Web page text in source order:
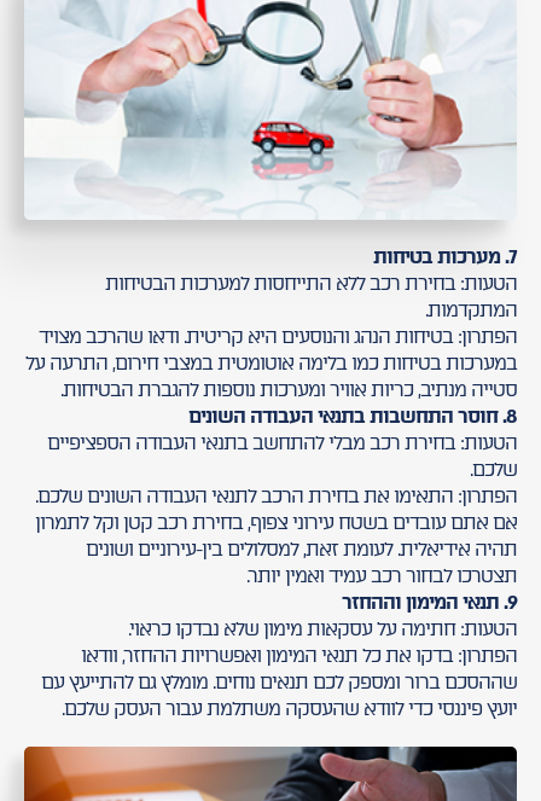
7. מערכות בטיחות
הטעות: בחירת רכב ללא התייחסות למערכות הבטיחות
המתקדמות.
הפתרון: בטיחות הנהג והנוסעים היא קריטית. ודאו שהרכב מצויד
במערכות בטיחות כמו בלימה אוטומטית במצבי חירום, התרעה על
סטייה מנתיב, כריות אוויר ומערכות נוספות להגברת הבטיחות.
8. חוסר התחשבות בתנאי העבודה השונים
הטעות: בחירת רכב מבלי להתחשב בתנאי העבודה הספציפיים
שלכם.
הפתרון: התאימו את בחירת הרכב לתנאי העבודה השונים שלכם.
אם אתם עובדים בשטח עירוני צפוף, בחירת רכב קטן וקל לתמרון
תהיה אידיאלית. לעומת זאת, למסלולים בין-עירוניים ושונים
תצטרכו לבחור רכב עמיד ואמין יותר.
9. תנאי המימון וההחזר
הטעות: חתימה על עסקאות מימון שלא נבדקו כראוי.
הפתרון: בדקו את כל תנאי המימון ואפשרויות ההחזר, וודאו
שההסכם ברור ומספק לכם תנאים נוחים. מומלץ גם להתייעץ עם
יועץ פיננסי כדי לוודא שהעסקה משתלמת עבור העסק שלכם.